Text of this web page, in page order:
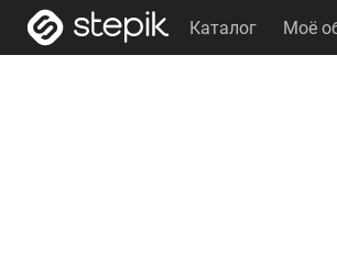
Каталог Моё